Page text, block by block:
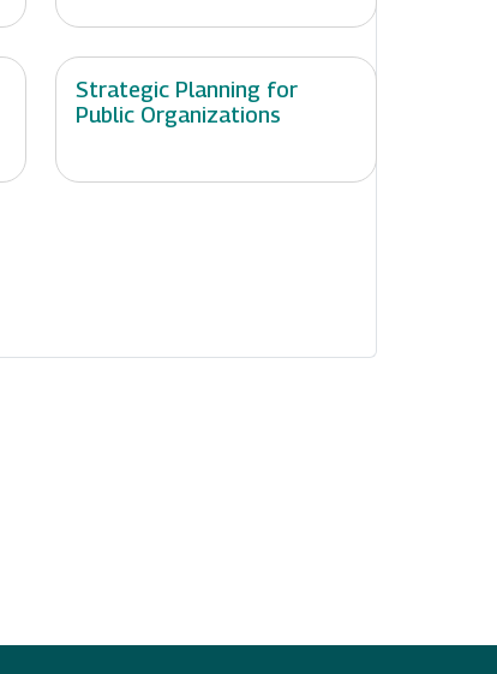
Strategic Planning for
Public Organizations